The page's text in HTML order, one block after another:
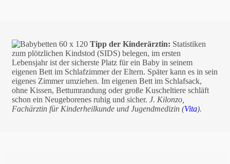
Tipp der Kinderärztin: Statistiken
zum plötzlichen Kindstod (SIDS) belegen, im ersten
Lebensjahr ist der sicherste Platz für ein Baby in seinem
eigenen Bett im Schlafzimmer der Eltern. Später kann es in sein
eigenes Zimmer umziehen. Im eigenen Bett im Schlafsack,
ohne Kissen, Bettumrandung oder große Kuscheltiere schläft
schon ein Neugeborenes ruhig und sicher.J. Kilonzo,
Fachärztin für Kinderheilkunde und Jugendmedizin (Vita).